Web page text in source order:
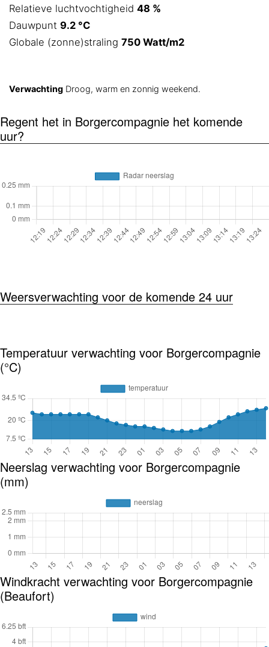
Relatieve luchtvochtigheid 48 %
Dauwpunt 9.2 °C
Globale (zonne)straling 750 Watt/m2
Verwachting Droog, warm en zonnig weekend.
Regent het in Borgercompagnie het komende
uur?
Weersverwachting voor de komende 24 uur
Temperatuur verwachting voor Borgercompagnie
(°C)
Neerslag verwachting voor Borgercompagnie
(mm)
Windkracht verwachting voor Borgercompagnie
(Beaufort)